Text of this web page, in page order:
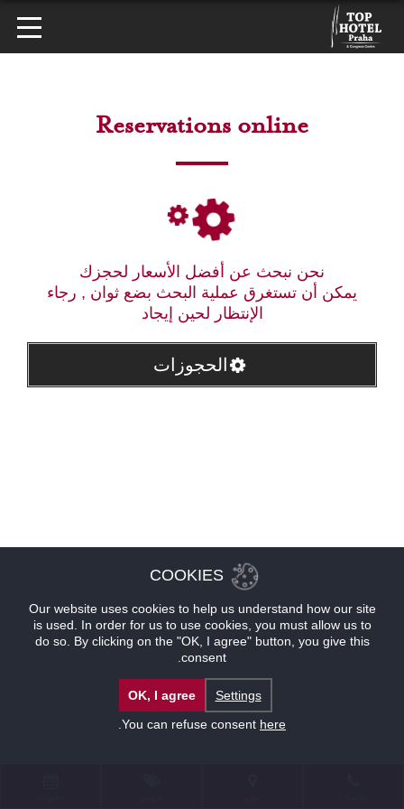
Reservations online
نحن نبحث عن أفضل الأسعار لحجزك
يمكن أن تستغرق عملية البحث بضع ثوان , رجاء
الإنتظار لحين إيجاد
الحجوزات
COOKIES
Our website uses cookies to help us understand how our site
is used. In order for us to use cookies, you must allow us to
do so. By clicking on the "OK, I agree" button, you give this
consent.
Settings
OK, I agree
You can refuse consent here
.